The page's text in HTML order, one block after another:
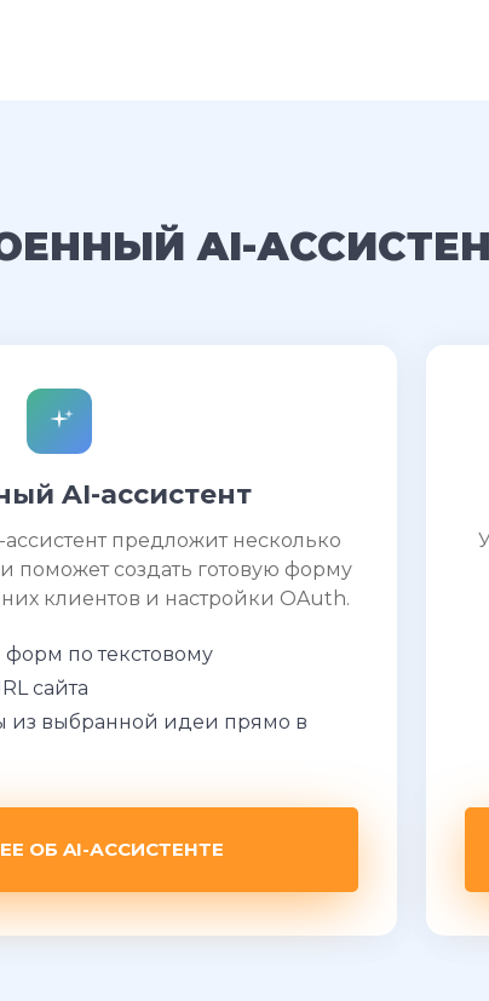
AI-АССИСТЕНТ
AI-ассистент
предложит несколько
поможет создать готовую форму
клиентов и настройки OAuth.
по текстовому
сайта
из выбранной идеи прямо в
ОБ AI-АССИСТЕНТЕ